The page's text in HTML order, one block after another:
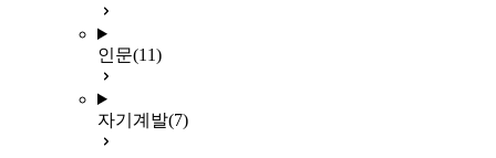
인문(11)
자기계발(7)